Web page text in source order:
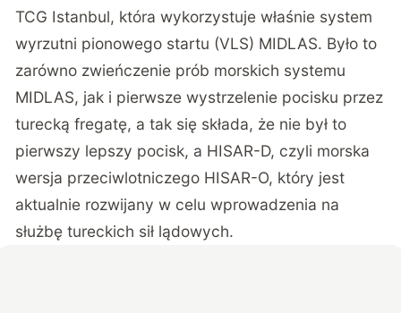
TCG Istanbul, która wykorzystuje właśnie system
wyrzutni pionowego startu (VLS) MIDLAS. Było to
zarówno zwieńczenie prób morskich systemu
MIDLAS, jak i pierwsze wystrzelenie pocisku przez
turecką fregatę, a tak się składa, że nie był to
pierwszy lepszy pocisk, a HISAR-D, czyli morska
wersja przeciwlotniczego HISAR-O, który jest
aktualnie rozwijany w celu wprowadzenia na
służbę tureckich sił lądowych.